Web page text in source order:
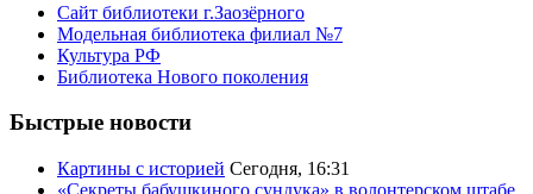
Сайт библиотеки г.Заозёрного
Модельная библиотека филиал №7
Культура РФ
Библиотека Нового поколения
Быстрые новости
Картины с историей Сегодня, 16:31
«Секреты бабушкиного сундука» в волонтерском штабе